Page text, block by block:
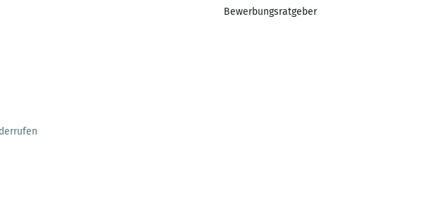
Bewerbungsratgeber